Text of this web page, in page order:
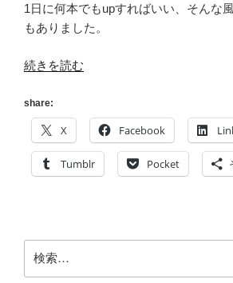
1日に何本でもupすればいい、そんな
もありました。
“[秋
M:I-
(ミ
シ
イ
ン
ポ
続きを読む
share:
X Facebook
Tumblr Pocket
索: